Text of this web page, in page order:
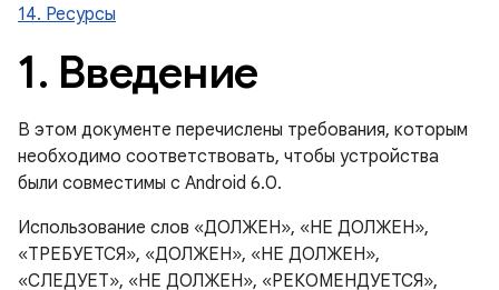
14. Ресурсы
1. Введение
В этом документе перечислены требования, которым
необходимо соответствовать, чтобы устройства
были совместимы с Android 6.0.
Использование слов «ДОЛЖЕН», «НЕ ДОЛЖЕН»,
«ТРЕБУЕТСЯ», «ДОЛЖЕН», «НЕ ДОЛЖЕН»,
«СЛЕДУЕТ», «НЕ ДОЛЖЕН», «РЕКОМЕНДУЕТСЯ»,